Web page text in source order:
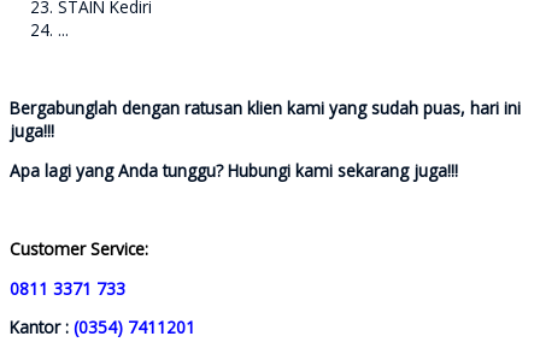
STAIN Kediri
...
Bergabunglah dengan ratusan klien kami yang sudah puas, hari ini
juga!!!
Apa lagi yang Anda tunggu? Hubungi kami sekarang juga!!!
Customer Service:
0811 3371 733
Kantor : (0354) 7411201